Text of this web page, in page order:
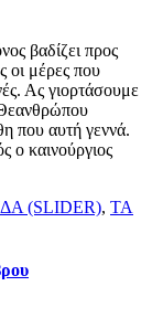
βαδίζει προς
οι μέρες που
Ας γιορτάσουμε
Θεανθρώπου
που αυτή γεννά.
ο καινούργιος
(SLIDER), ΤΑ